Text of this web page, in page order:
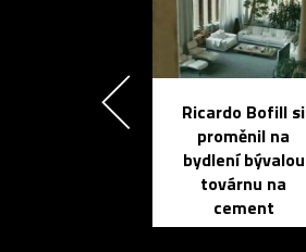
Ricardo Bofill si
proměnil na
bydlení bývalou
továrnu na
cement